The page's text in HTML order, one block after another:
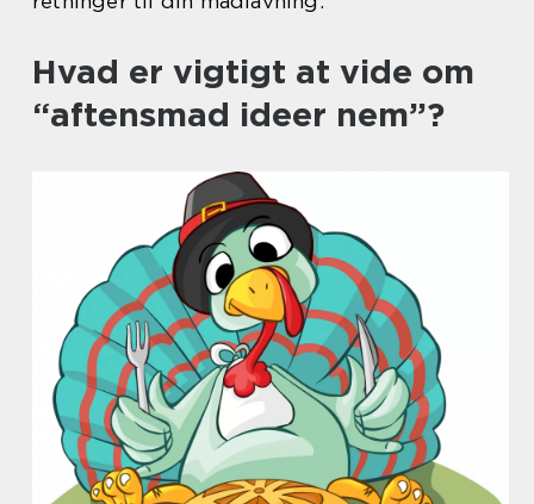
Hvad er vigtigt at vide om
“aftensmad ideer nem”?